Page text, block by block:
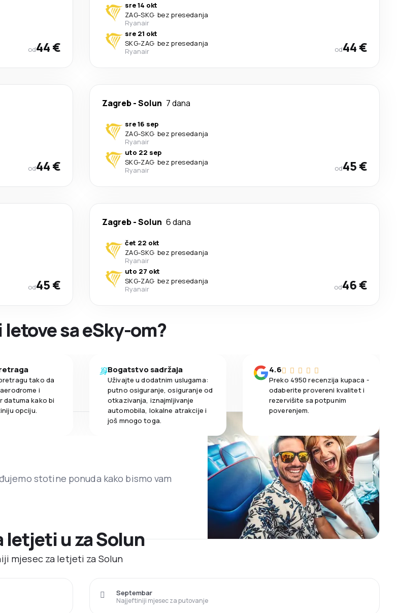
od44 €
sre 14 okt
ZAG-SKG· bez presedanja
Ryanair
sre 21 okt
SKG-ZAG· bez presedanja
Ryanair
od44 €
od44 €
Zagreb-Solun 7 dana
sre 16 sep
ZAG-SKG· bez presedanja
Ryanair
uto 22 sep
SKG-ZAG· bez presedanja
Ryanair
od45 €
od45 €
Zagreb-Solun 6 dana
čet 22 okt
ZAG-SKG· bez presedanja
Ryanair
uto 27 okt
SKG-ZAG· bez presedanja
Ryanair
od46 €
sa eSky-om?
tako da
i
datuma kako bi
opciju.
Bogatstvo sadržaja
Uživajte u dodatnim uslugama:
putno osiguranje, osiguranje od
otkazivanja, iznajmljivanje
automobila, lokalne atrakcije i
još mnogo toga.
4.6
Preko 4950 recenzija kupaca -
odaberite provereni kvalitet i
rezervišite sa potpunim
poverenjem.
stotine ponuda kako bismo vam
u za Solun
mjesec za letjeti za Solun
Najjeftiniji mjesec za putovanje
Septembar